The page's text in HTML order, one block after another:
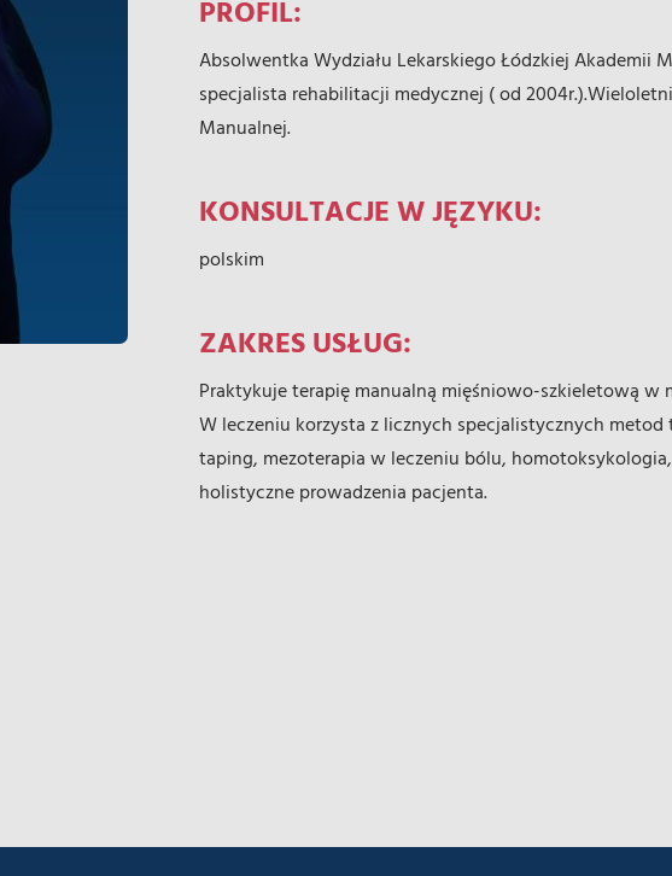
PROFIL:
Absolwentka Wydziału Lekarskiego Łódzkiej Akademii
specjalista rehabilitacji medycznej ( od
Manualnej.
KONSULTACJE W JĘZYKU:
polskim
ZAKRES USŁUG:
Praktykuje terapię manualną mięśniowo-szkieletową w
W leczeniu korzysta z licznych specjalistycznych
taping, mezoterapia w leczeniu bólu,
holistyczne prowadzenia pacjenta.